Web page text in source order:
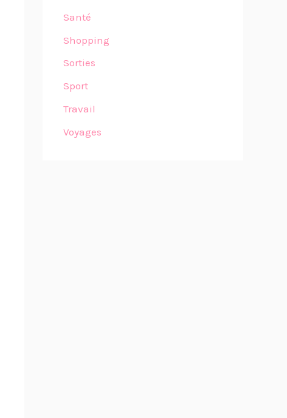
Santé
Shopping
Sorties
Sport
Travail
Voyages